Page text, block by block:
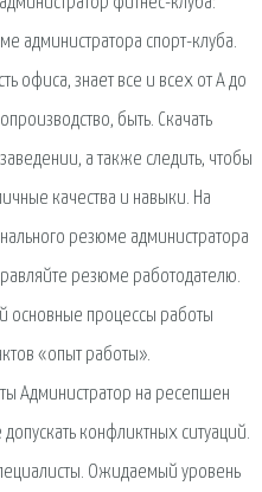
администратора спорт-клуба.
офиса, знает все и всех от А до
быть. Скачать
а также следить, чтобы
качества и навыки. На
резюме администратора
резюме работодателю.
основные процессы работы
«опыт работы».
Администратор на ресепшен
конфликтных ситуаций.
Ожидаемый уровень